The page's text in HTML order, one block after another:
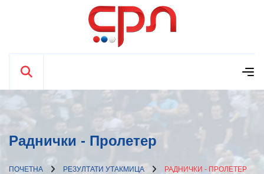
Раднички - Пролетер
ПОЧЕТНА РЕЗУЛТАТИ УТАКМИЦА РАДНИЧКИ - ПРОЛЕТЕР